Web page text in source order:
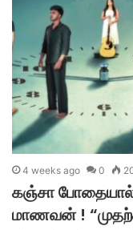
4 weeks ago 0
கஞ்சா
மாணவன் !